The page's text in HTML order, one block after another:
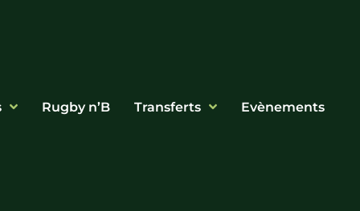
Rugby n’B Transferts Evènements